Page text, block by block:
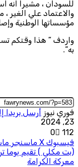
للسودان ، مشيرا انه
والاعتماد علي الغير ،
مؤسساتها الوطنية
واردف ” هذا وقتكم
به”.
فوري نيوز أرسل بريدا
23, 2024
0
112
فيسبوك ‫X ماسنجر
(بت مكلي ) تقيم يوما
معركة الكرامة